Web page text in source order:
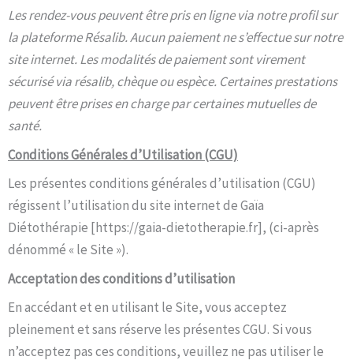
Les rendez-vous peuvent être pris en ligne via notre profil sur
la plateforme Résalib. Aucun paiement ne s’effectue sur notre
site internet. Les modalités de paiement sont virement
sécurisé via résalib, chèque ou espèce. Certaines prestations
peuvent être prises en charge par certaines mutuelles de
santé.
Conditions Générales d’Utilisation (CGU)
Les présentes conditions générales d’utilisation (CGU)
régissent l’utilisation du site internet de Gaïa
Diétothérapie [https://gaia-dietotherapie.fr], (ci-après
dénommé « le Site »).
Acceptation des conditions d’utilisation
En accédant et en utilisant le Site, vous acceptez
pleinement et sans réserve les présentes CGU. Si vous
n’acceptez pas ces conditions, veuillez ne pas utiliser le